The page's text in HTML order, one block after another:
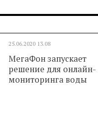
25.06.2020 13.08
МегаФон запускает
решение для онлайн-
мониторинга воды